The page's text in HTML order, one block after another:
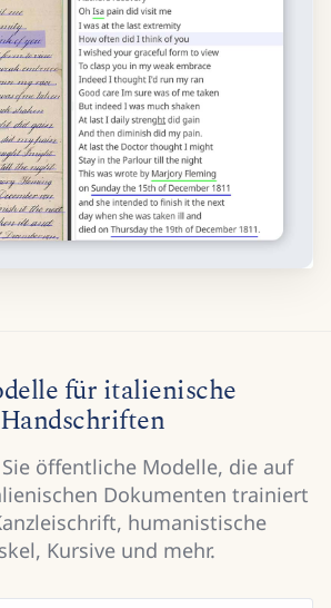
für italienische
Handschriften
öffentliche Modelle, die auf
Dokumenten trainiert
humanistische
Kursive und mehr.